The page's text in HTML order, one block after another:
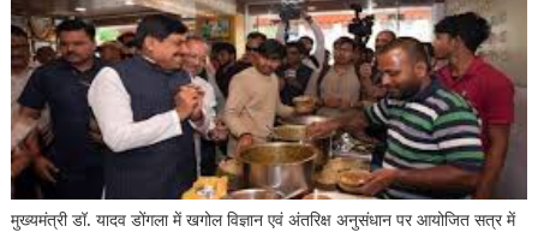
मुख्यमंत्री डॉ. यादव डोंगला में खगोल विज्ञान एवं अंतरिक्ष अनुसंधान पर आयोजित सत्र में